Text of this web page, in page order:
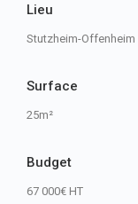
Lieu
Stutzheim-Offenheim
Surface
25m²
Budget
67 000€ HT